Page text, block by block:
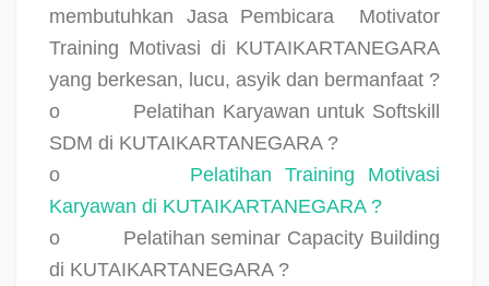
membutuhkan Jasa Pembicara
Motivator
Training Motivasi di KUTAIKARTANEGARA
yang berkesan, lucu, asyik dan bermanfaat ?
o
Pelatihan Karyawan untuk Softskill
SDM di KUTAIKARTANEGARA ?
o
Pelatihan Training Motivasi
Karyawan di KUTAIKARTANEGARA ?
o
Pelatihan seminar Capacity Building
di KUTAIKARTANEGARA ?